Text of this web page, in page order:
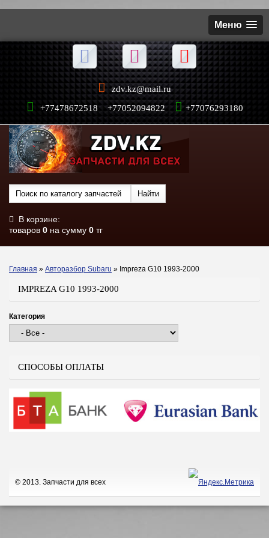
Меню
zdv.kz@mail.ru
+77478672518 +77052094822
+77076293180
В корзине:
товаров 0 на сумму 0 тг
Вы здесь
Главная » Авторазбор Subaru » Impreza G10 1993-2000
IMPREZA G10 1993-2000
Категория
СПОСОБЫ ОПЛАТЫ
© 2013. Запчасти для всех